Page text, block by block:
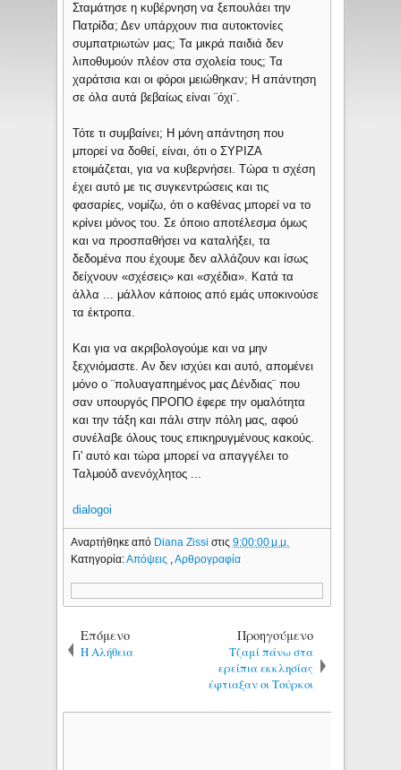
Σταμάτησε η κυβέρνηση να ξεπουλάει την
Πατρίδα; Δεν υπάρχουν πια αυτοκτονίες
συμπατριωτών μας; Τα μικρά παιδιά δεν
λιποθυμούν πλέον στα σχολεία τους; Τα
χαράτσια και οι φόροι μειώθηκαν; Η απάντηση
σε όλα αυτά βεβαίως είναι ¨όχι¨.
Τότε τι συμβαίνει; Η μόνη απάντηση που
μπορεί να δοθεί, είναι, ότι ο ΣΥΡΙΖΑ
ετοιμάζεται, για να κυβερνήσει. Τώρα τι σχέση
έχει αυτό με τις συγκεντρώσεις και τις
φασαρίες, νομίζω, ότι ο καθένας μπορεί να το
κρίνει μόνος του. Σε όποιο αποτέλεσμα όμως
και να προσπαθήσει να καταλήξει, τα
δεδομένα που έχουμε δεν αλλάζουν και ίσως
δείχνουν «σχέσεις» και «σχέδια». Κατά τα
άλλα ... μάλλον κάποιος από εμάς υποκινούσε
τα έκτροπα.
Και για να ακριβολογούμε και να μην
ξεχνιόμαστε. Αν δεν ισχύει και αυτό, απομένει
μόνο ο ¨πολυαγαπημένος μας Δένδιας¨ που
σαν υπουργός ΠΡΟΠΟ έφερε την ομαλότητα
και την τάξη και πάλι στην πόλη μας, αφού
συνέλαβε όλους τους επικηρυγμένους κακούς.
Γι' αυτό και τώρα μπορεί να απαγγέλει το
Ταλμούδ ανενόχλητος ...
dialogoi
Αναρτήθηκε από Diana Zissiστις9:00:00 μ.μ.
Κατηγορία:Απόψεις ,Αρθρογραφία
Επόμενο
Η Αλήθεια
Προηγούμενο
Τζαμί πάνω στα
ερείπια εκκλησίας
έφτιαξαν οι Τούρκοι